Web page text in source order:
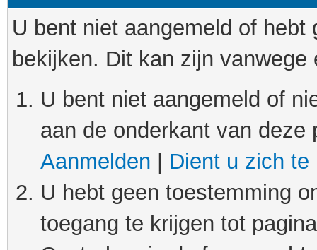
U bent niet aangemeld of
bekijken. Dit kan zijn
U bent niet aangemeld of
aan de onderkant van
Aanmelden
Dient u zich te
U hebt geen toestemming
toegang te krijgen tot